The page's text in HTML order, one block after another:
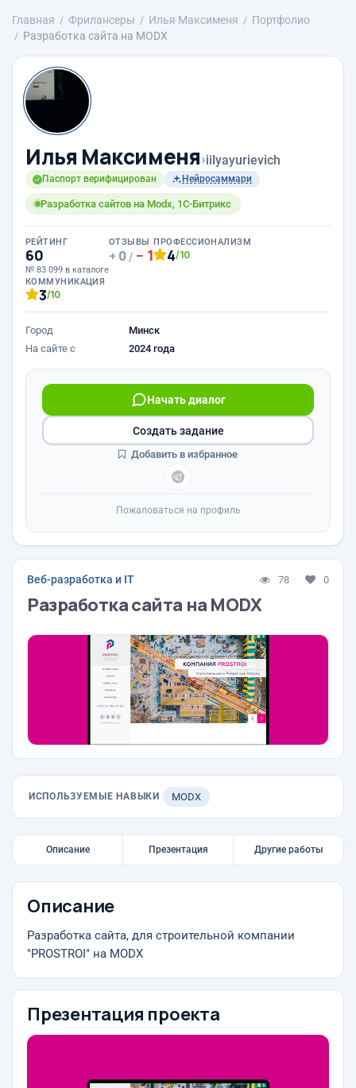
Главная Фрилансеры Илья Максименя
Портфолио
Разработка сайта на MODX
Илья Максименя›iilyayurievich
Паспорт верифицирован Нейросаммари
Разработка сайтов на Modx, 1C-Битрикс
РЕЙТИНГ
60
№ 83 099 в каталоге
ОТЗЫВЫ
0 / 1
ПРОФЕССИОНАЛИЗМ
4/10
КОММУНИКАЦИЯ
3/10
Город
Минск
На сайте с
2024 года
Начать диалог
Создать задание
Добавить в избранное
Пожаловаться на профиль
Веб-разработка и IT 78 0
Разработка сайта на MODX
ИСПОЛЬЗУЕМЫЕ НАВЫКИ MODX
Описание Презентация Другие работы
Описание
Разработка сайта, для строительной компании
"PROSTROI" на MODX
Презентация проекта